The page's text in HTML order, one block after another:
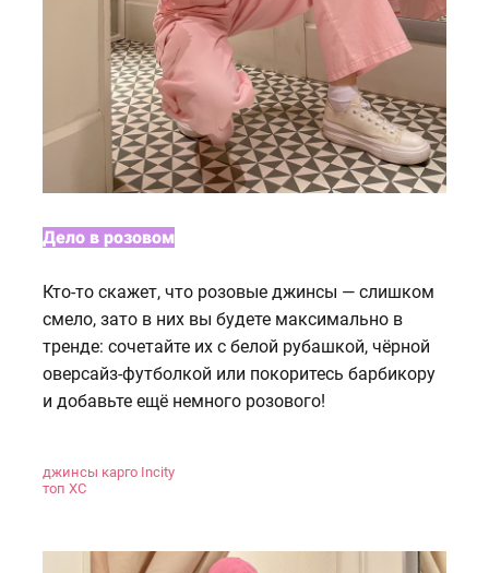
Дело в розовом
Кто-то скажет, что розовые джинсы — слишком
смело, зато в них вы будете максимально в
тренде: сочетайте их с белой рубашкой, чёрной
оверсайз-футболкой или покоритесь барбикору
и добавьте ещё немного розового!
джинсы карго Incity
топ XC